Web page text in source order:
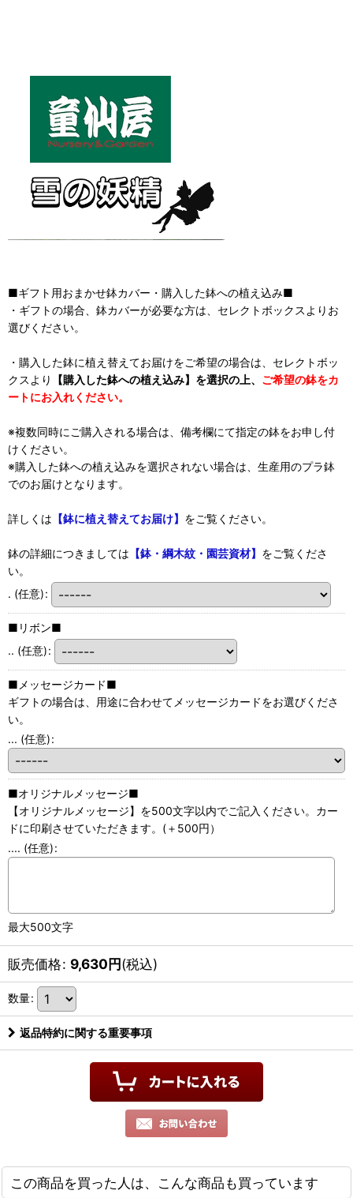
■ギフト用おまかせ鉢カバー・購入した鉢への植え込み■
・ギフトの場合、鉢カバーが必要な方は、セレクトボックスよりお
選びください。
・購入した鉢に植え替えてお届けをご希望の場合は、セレクトボッ
クスより
【購入した鉢への植え込み】を選択の上、 ご希望の鉢をカ
ートにお入れください。
※複数同時にご購入される場合は、備考欄にて指定の鉢をお申し付
けください。
※購入した鉢への植え込みを選択されない場合は、生産用のプラ鉢
でのお届けとなります。
詳しくは 【鉢に植え替えてお届け】 をご覧ください。
鉢の詳細につきましては 【鉢・綱木紋・園芸資材】 をご覧くださ
い。
. (任意):
■リボン■
.. (任意):
■メッセージカード■
ギフトの場合は、用途に合わせてメッセージカードをお選びくださ
い。
... (任意):
■オリジナルメッセージ■
【オリジナルメッセージ】を500文字以内でご記入ください。カー
ドに印刷させていただきます。(＋500円）
.... (任意):
最大500文字
販売価格: 9,630円(税込)
数量:
返品特約に関する重要事項
この商品を買った人は、こんな商品も買っています